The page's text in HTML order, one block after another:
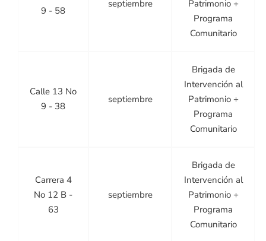
9 - 58
septiembre
Patrimonio +
Programa
Comunitario
Calle 13 No
9 - 38
septiembre
Brigada de
Intervención al
Patrimonio +
Programa
Comunitario
Carrera 4
No 12 B -
63
septiembre
Brigada de
Intervención al
Patrimonio +
Programa
Comunitario